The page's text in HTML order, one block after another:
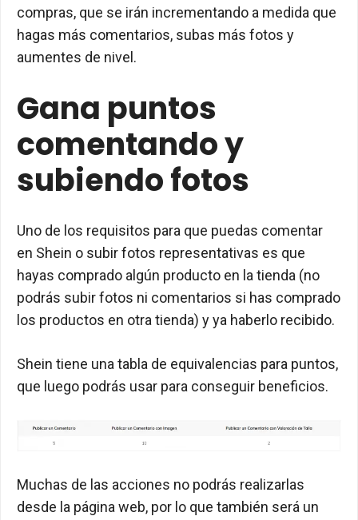
compras, que se irán incrementando a medida que
hagas más comentarios, subas más fotos y
aumentes de nivel.
Gana puntos
comentando y
subiendo fotos
Uno de los requisitos para que puedas comentar
en Shein o subir fotos representativas es que
hayas comprado algún producto en la tienda (no
podrás subir fotos ni comentarios si has comprado
los productos en otra tienda) y ya haberlo recibido.
Shein tiene una tabla de equivalencias para puntos,
que luego podrás usar para conseguir beneficios.
Muchas de las acciones no podrás realizarlas
desde la página web, por lo que también será un